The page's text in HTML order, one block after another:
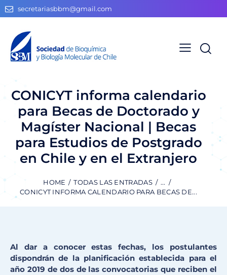
secretariasbbm@gmail.com
CONICYT informa calendario
para Becas de Doctorado y
Magíster Nacional | Becas
para Estudios de Postgrado
en Chile y en el Extranjero
HOME TODAS LAS ENTRADAS
...
CONICYT INFORMA CALENDARIO PARA BECAS DE...
Al dar a conocer estas fechas, los postulantes
dispondrán de la planificación establecida para el
año 2019 de dos de las convocatorias que reciben el